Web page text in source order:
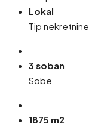
Lokal
Tip nekretnine
3 soban
Sobe
1875 m2